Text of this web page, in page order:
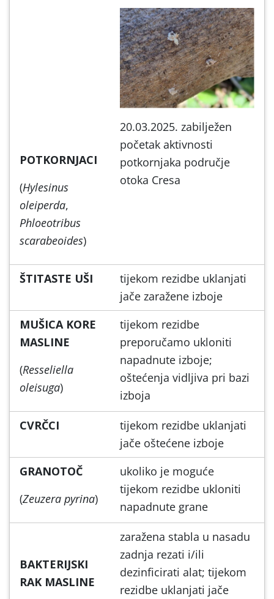
POTKORNJACI
(Hylesinus
oleiperda,
Phloeotribus
scarabeoides)
20.03.2025. zabilježen
početak aktivnosti
potkornjaka područje
otoka Cresa
ŠTITASTE UŠI
tijekom rezidbe uklanjati
jače zaražene izboje
MUŠICA KORE
MASLINE
(Resseliella
oleisuga)
tijekom rezidbe
preporučamo ukloniti
napadnute izboje;
oštećenja vidljiva pri bazi
izboja
CVRČCI
tijekom rezidbe uklanjati
jače oštećene izboje
GRANOTOČ
(Zeuzera pyrina)
ukoliko je moguće
tijekom rezidbe ukloniti
napadnute grane
BAKTERIJSKI
RAK MASLINE
zaražena stabla u nasadu
zadnja rezati i/ili
dezinficirati alat; tijekom
rezidbe uklanjati jače